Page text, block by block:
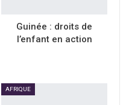
Guinée : droits de
l’enfant en action
AFRIQUE